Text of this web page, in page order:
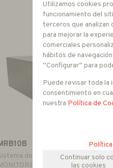
de analítica de vídeo
BASE basado en
Utilizamos cookies
funcionamiento del
terceros que analizan
para mejorar la
comerciales
hábitos de
“Configurar” para
Puede revisar toda la
consentimiento en
nuestra Política de
Continuar solo
las cookies